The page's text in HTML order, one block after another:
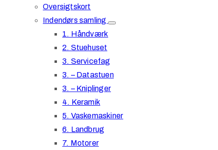
Oversigtskort
Indendørs samling
1. Håndværk
2. Stuehuset
3. Servicefag
3. – Datastuen
3. – Kniplinger
4. Keramik
5. Vaskemaskiner
6. Landbrug
7. Motorer